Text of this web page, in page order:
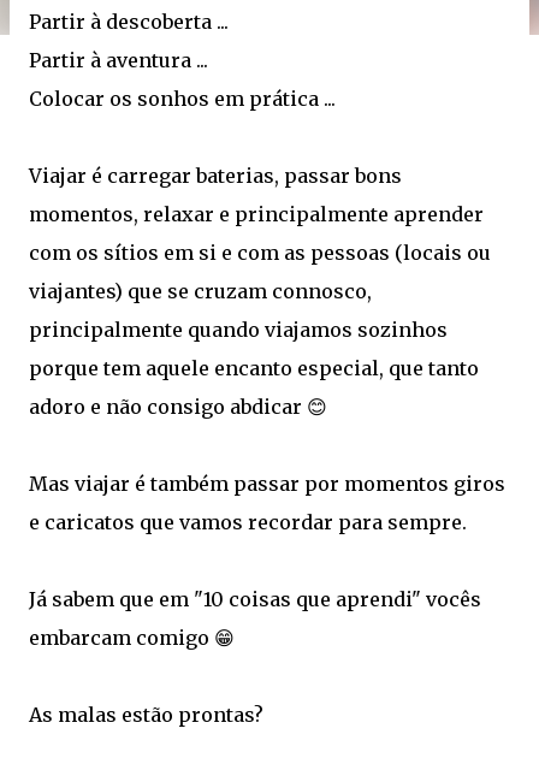
Partir à descoberta ...
Partir à aventura ...
Colocar os sonhos em prática ...
Viajar é carregar baterias, passar bons
momentos, relaxar e principalmente aprender
com os sítios em si e com as pessoas (locais ou
viajantes) que se cruzam connosco,
principalmente quando viajamos sozinhos
porque tem aquele encanto especial, que tanto
adoro e não consigo abdicar 😊
Mas viajar é também passar por momentos giros
e caricatos que vamos recordar para sempre.
Já sabem que em "10 coisas que aprendi" vocês
embarcam comigo 😁
As malas estão prontas?